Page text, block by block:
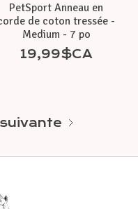
PetSport Anneau en
de coton tressée -
Medium - 7 po
19,99$CA